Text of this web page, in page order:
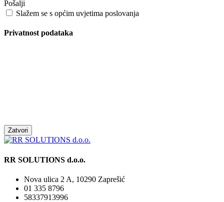
Pošalji
Slažem se s općim uvjetima poslovanja
Privatnost podataka
Zatvori
RR SOLUTIONS d.o.o.
Nova ulica 2 A, 10290 Zaprešić
01 335 8796
58337913996